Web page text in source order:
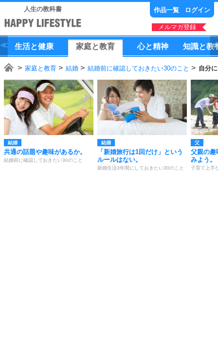
人生の教科書 作品一覧 ログイン
メルマガ登録
生活と健康 家庭と教育 心と精神 知識と教
家庭と教育 結婚 結婚前に確認しておきたい30のこと 自分
結婚
共通の話題や趣味があるか。
結婚前に確認しておきたい30のこと
結婚
「新婚旅行は1回だけ」という
ルールはない。
新婚生活3年間にしておきたい30のこと
父
父親の趣
みよう。
子育て上手